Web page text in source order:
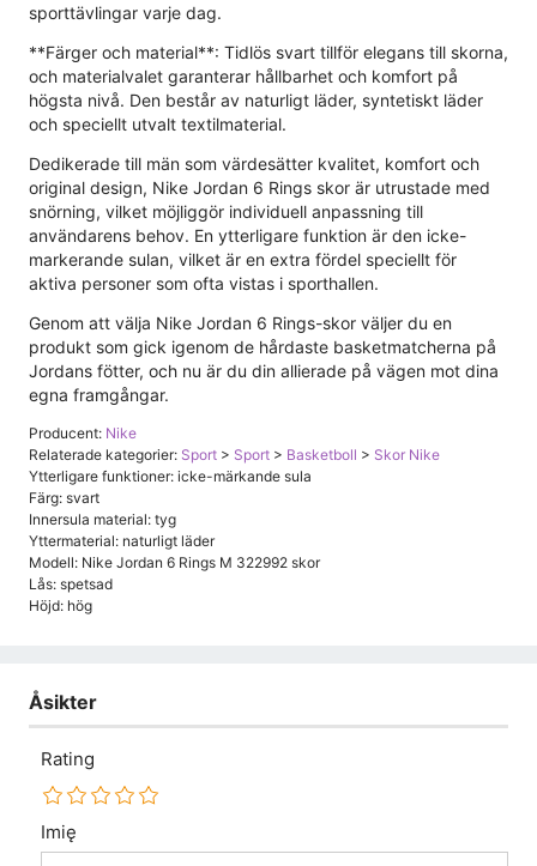
sporttävlingar varje dag.
**Färger och material**: Tidlös svart tillför elegans till skorna,
och materialvalet garanterar hållbarhet och komfort på
högsta nivå. Den består av naturligt läder, syntetiskt läder
och speciellt utvalt textilmaterial.
Dedikerade till män som värdesätter kvalitet, komfort och
original design, Nike Jordan 6 Rings skor är utrustade med
snörning, vilket möjliggör individuell anpassning till
användarens behov. En ytterligare funktion är den icke-
markerande sulan, vilket är en extra fördel speciellt för
aktiva personer som ofta vistas i sporthallen.
Genom att välja Nike Jordan 6 Rings-skor väljer du en
produkt som gick igenom de hårdaste basketmatcherna på
Jordans fötter, och nu är du din allierade på vägen mot dina
egna framgångar.
Producent: Nike
Relaterade kategorier: Sport > Sport > Basketboll > Skor Nike
Ytterligare funktioner: icke-märkande sula
Färg: svart
Innersula material: tyg
Yttermaterial: naturligt läder
Modell: Nike Jordan 6 Rings M 322992 skor
Lås: spetsad
Höjd: hög
Åsikter
Rating
Imię